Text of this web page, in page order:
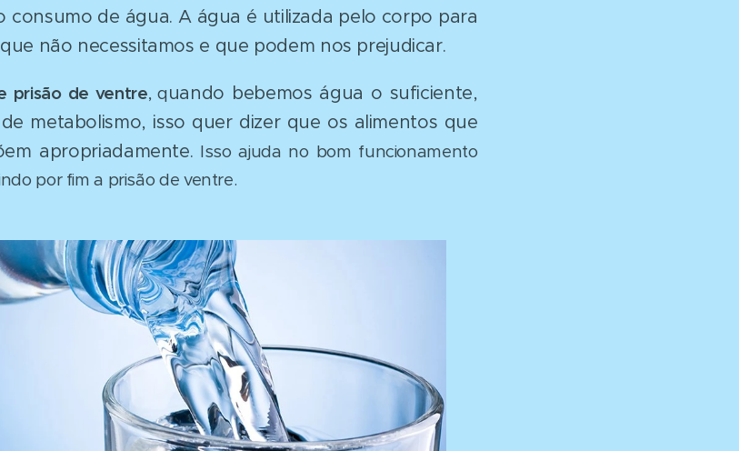
consumo de água. A água é utilizada pelo corpo para
não necessitamos e que podem nos prejudicar.
prisão de ventre, quando bebemos água o suficiente,
metabolismo, isso quer dizer que os alimentos que
apropriadamente. Isso ajuda no bom funcionamento
por fim a prisão de ventre.